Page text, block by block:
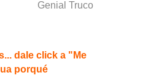
Genial Truco
dale click a "Me
porqué